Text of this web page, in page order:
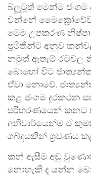
බ්ලූටූත් මෙන්ම
වන්නේ
මෙම උපකරණ
ප්‍රමිතීන්ට අනුව
නමුත් ඇතැම් රටවල
බොහෝ විට
ඒවා නොවේ.
කළ ජංගම දුරකථන
පරිහරණයෙන් කනට
අනිවාර්යෙන්ම ඒ
ශබ්දයකින් ශ්‍රවණය
කන් ඇසීම අඩු
නොහැකි ද යන්න